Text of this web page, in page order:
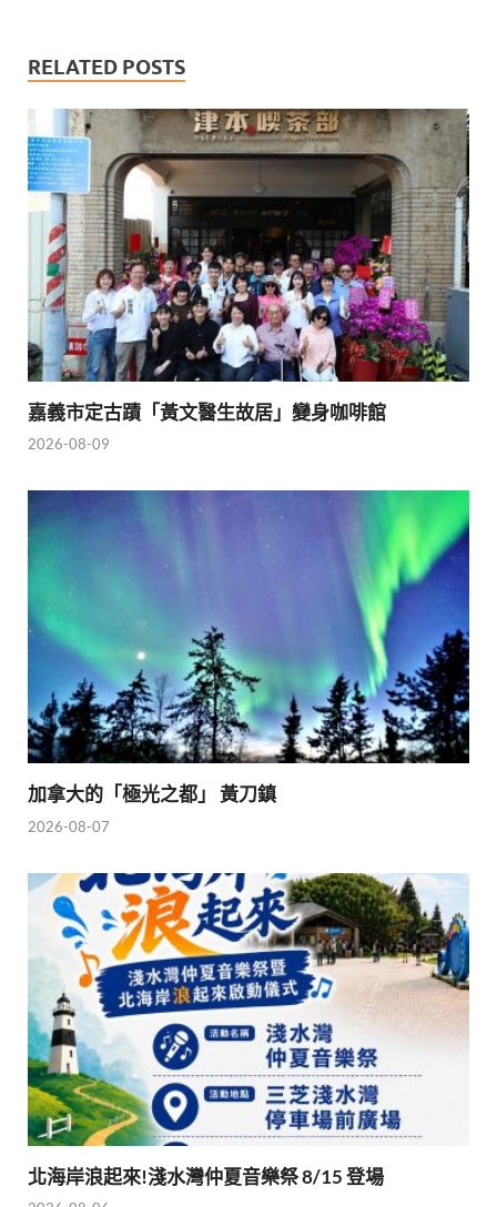
RELATED POSTS
嘉義市定古蹟「黃文醫生故居」變身咖啡館
2026-08-09
加拿大的「極光之都」 黃刀鎮
2026-08-07
北海岸浪起來!淺水灣仲夏音樂祭 8/15 登場